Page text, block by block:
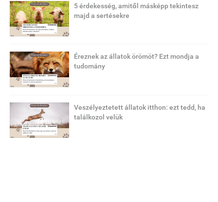
5 érdekesség, amitől másképp tekintesz
majd a sertésekre
Éreznek az állatok örömöt? Ezt mondja a
tudomány
Veszélyeztetett állatok itthon: ezt tedd, ha
találkozol velük